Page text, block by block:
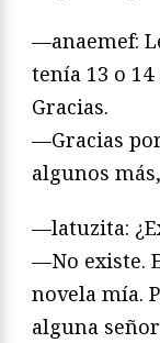
—anaemef:
tenía 13 o
Gracias.
—Gracias
algunos
—latuzita:
—No existe.
novela mía.
alguna